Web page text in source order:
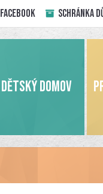
Facebook Schránka
DĚTSKÝ DOMOV